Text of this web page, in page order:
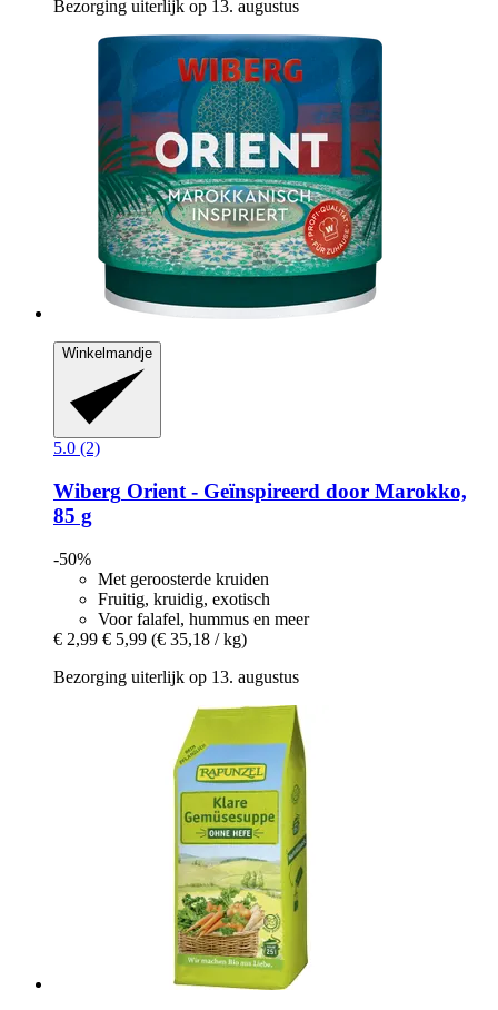
Bezorging uiterlijk op 13. augustus
Winkelmandje
5.0 (2)
Wiberg Orient -​ Geïnspireerd door Marokko,
85 g
-50%
Met geroosterde kruiden
Fruitig, kruidig, exotisch
Voor falafel, hummus en meer
€ 2,99 € 5,99 (€ 35,18 / kg)
Bezorging uiterlijk op 13. augustus